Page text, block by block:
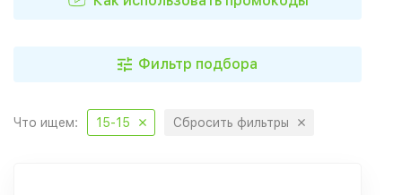
Фильтр подбора
Что ищем: 15-15 Сбросить фильтры